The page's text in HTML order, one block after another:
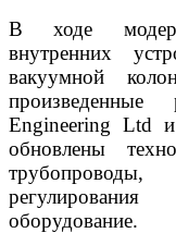
В ходе
внутренних
вакуумной
Engineering Ltd
обновлены
регулирования
оборудование.